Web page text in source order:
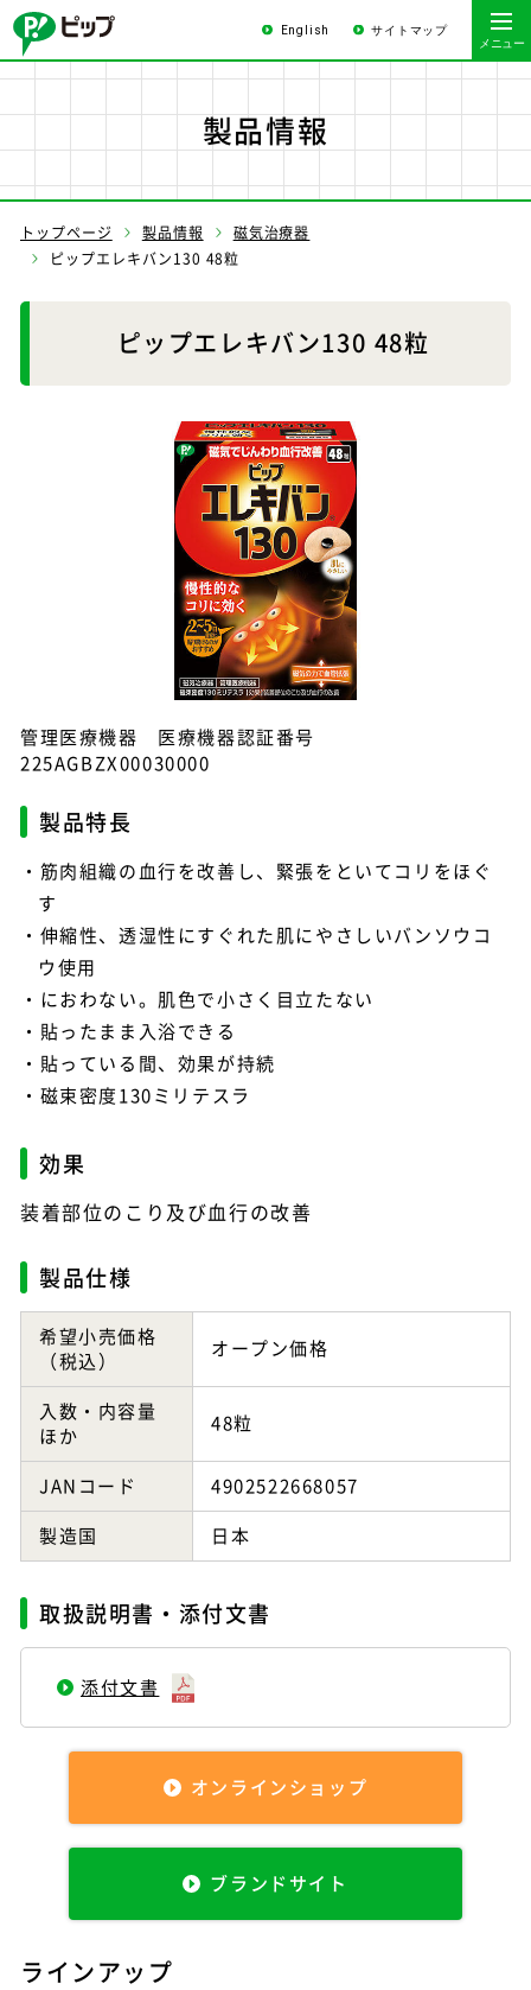
English サイトマップ
製品情報
トップページ 製品情報
磁気治療器
ピップエレキバン130 48粒
ピップエレキバン130 48粒
管理医療機器 医療機器認証番号
225AGBZX00030000
製品特長
筋肉組織の血行を改善し、緊張をといてコリをほぐ
す
伸縮性、透湿性にすぐれた肌にやさしいバンソウコ
ウ使用
におわない。肌色で小さく目立たない
貼ったまま入浴できる
貼っている間、効果が持続
磁束密度130ミリテスラ
効果
装着部位のこり及び血行の改善
製品仕様
希望小売価格
（税込）
オープン価格
入数・内容量
ほか
48粒
JANコード
4902522668057
製造国
日本
取扱説明書・添付文書
添付文書
オンラインショップ
ブランドサイト
ラインアップ